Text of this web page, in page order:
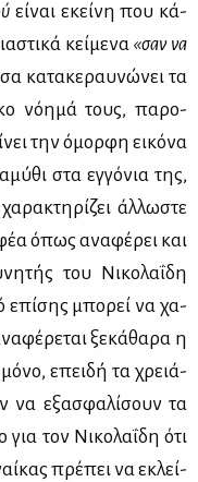
εί­ναι εκεί­νη που κά­
κεί­με­να «σαν να
κα­τα­κε­ραυ­νώ­νει τα
νό­η­μά τους, πα­ρο­
την όμορ­φη ει­κό­να
στα εγ­γό­νια της,
άλ­λω­στε
όπως ανα­φέ­ρει και
του Νι­κο­λα­ΐ­δη
επί­σης μπο­ρεί να χα­
ξε­κά­θα­ρα η
επει­δή τα χρειά­
να εξα­σφα­λί­σουν τα
τον Νι­κο­λα­ΐ­δη ότι
πρέ­πει να εκλεί­